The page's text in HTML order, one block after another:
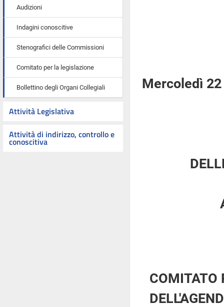
Audizioni
Indagini conoscitive
Stenografici delle Commissioni
Comitato per la legislazione
Bollettino degli Organi Collegiali
Attività Legislativa
Attività di indirizzo, controllo e
conoscitiva
Mercoledì
COMITATO